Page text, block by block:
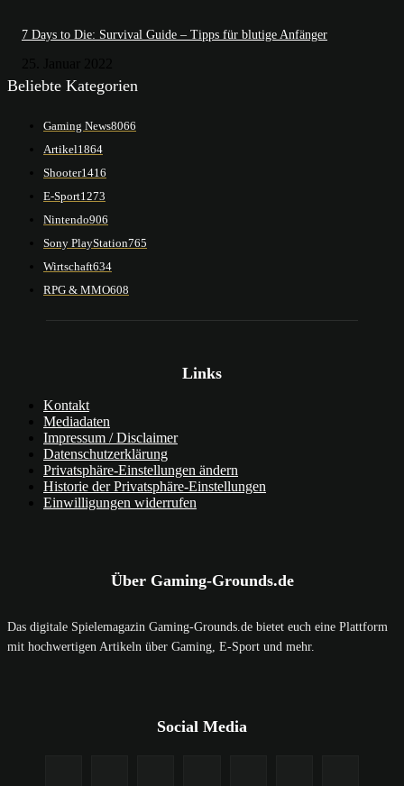
7 Days to Die: Survival Guide – Tipps für blutige Anfänger
Beliebte Kategorien
Gaming News8066
Artikel1864
Shooter1416
E-Sport1273
Nintendo906
Sony PlayStation765
Wirtschaft634
RPG & MMO608
Links
Kontakt
Mediadaten
Impressum / Disclaimer
Datenschutzerklärung
Privatsphäre-Einstellungen ändern
Historie der Privatsphäre-Einstellungen
Einwilligungen widerrufen
Über Gaming-Grounds.de
Das digitale Spielemagazin Gaming-Grounds.de bietet euch eine Plattform
mit hochwertigen Artikeln über Gaming, E-Sport und mehr.
Social Media